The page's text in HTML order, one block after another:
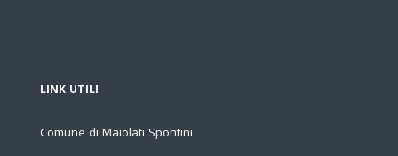
LINK UTILI
Comune di Maiolati Spontini